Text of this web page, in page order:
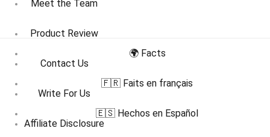
Meet the Team
Product Review
Contact Us
Write For Us
Affiliate Disclosure
🌍 Facts
🇫🇷 Faits en français
🇪🇸 Hechos en Español